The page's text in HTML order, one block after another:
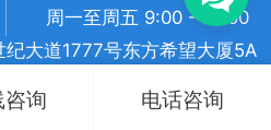
周一至周五 9:00 - 18:00
大道1777号东方希望大厦5A
沪ICP备 10018957号-7
询 电话咨询